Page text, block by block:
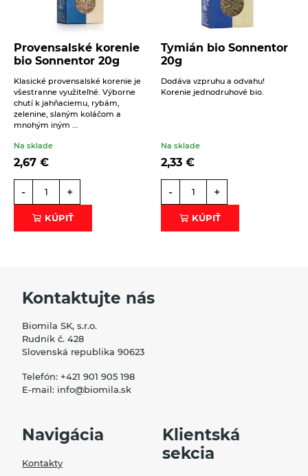
Provensalské korenie
bio Sonnentor 20g
Klasické provensalské korenie je
všestranne využiteľné. Výborne
chutí k jahňaciemu, rybám,
zelenine, slaným koláčom a
mnohým iným ...
Na sklade
2,67 €
- +
KÚPIŤ
Tymián bio Sonnentor
20g
Dodáva vzpruhu a odvahu!
Korenie jednodruhové bio.
Na sklade
2,33 €
- +
KÚPIŤ
Kontaktujte nás
Biomila SK, s.r.o.
Rudník č. 428
Slovenská republika 90623
Telefón: +421 901 905 198
E-mail: info@biomila.sk
Navigácia
Kontakty
Klientská
sekcia